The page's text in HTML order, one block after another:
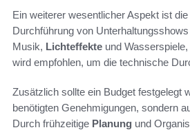
Ein weiterer wesentlicher Aspekt ist
Durchführung von
Musik, Lichteffekte und
wird empfohlen, um die technische
Zusätzlich sollte ein Budget festgelegt
benötigten Genehmigungen, sondern
Durch frühzeitige Planung und